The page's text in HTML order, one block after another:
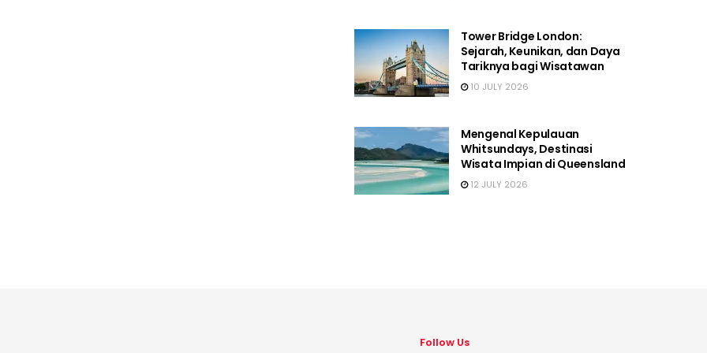
Tower Bridge London:
Sejarah, Keunikan, dan Daya
Tariknya bagi Wisatawan
10 JULY 2026
Mengenal Kepulauan
Whitsundays, Destinasi
Wisata Impian di Queensland
12 JULY 2026
Follow Us